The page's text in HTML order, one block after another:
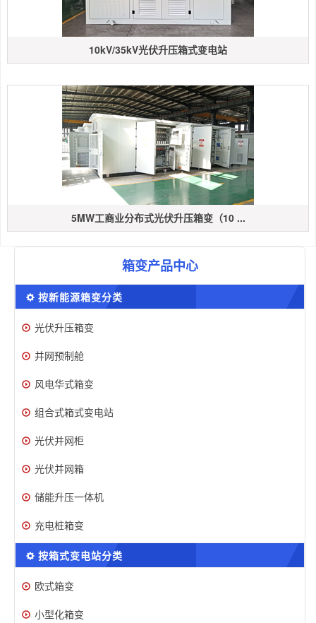
10kV/35kV光伏升压箱式变电站
5MW工商业分布式光伏升压箱变（10 ...
箱变产品中心
按新能源箱变分类
光伏升压箱变
并网预制舱
风电华式箱变
组合式箱式变电站
光伏并网柜
光伏并网箱
储能升压一体机
充电桩箱变
按箱式变电站分类
欧式箱变
小型化箱变